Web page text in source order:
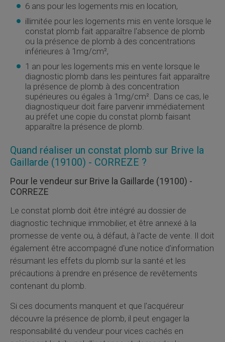
6 ans pour les logements mis en location,
illimitée pour les logements mis en vente lorsque le
constat plomb fait apparaître l'absence de plomb
ou la présence de plomb à des concentrations
inférieures à 1mg/cm²,
1 an pour les logements mis en vente lorsque le
diagnostic plomb dans les peintures fait apparaître
la présence de plomb à des concentration
supérieures ou égales à 1mg/cm². Dans ce cas, le
diagnostiqueur doit faire parvenir immédiatement
au préfet une copie du constat plomb faisant
apparaître la présence de plomb.
Quand réaliser un constat plomb sur Brive la
Gaillarde (19100) - CORREZE ?
Pour le vendeur sur Brive la Gaillarde (19100) -
CORREZE
Le constat plomb doit être intégré au dossier de
diagnostic technique immobilier, et être annexé à la
promesse de vente ou, à défaut, à l'acte de vente. Il doit
également être accompagné d'une notice d'information
résumant les effets du plomb sur la santé et les
précautions à prendre en présence de revêtements
contenant du plomb.
Si ces documents manquent et que l'acquéreur
découvre la présence de plomb, il peut engager la
responsabilité du vendeur pour vices cachés en